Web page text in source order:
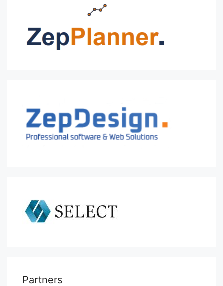
Partners